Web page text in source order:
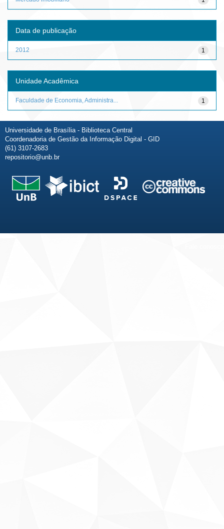
Data de publicação
1
2012
Unidade Acadêmica
1
Faculdade de Economia, Administra...
Universidade de Brasília - Biblioteca Central
Coordenadoria de Gestão da Informação Digital - GID
(61) 3107-2683
repositorio@unb.br